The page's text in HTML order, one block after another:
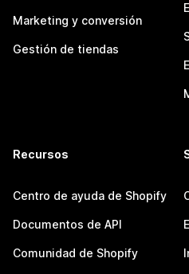
Marketing y conversión
Gestión de tiendas
Recursos
Centro de ayuda de Shopify
Documentos de API
Comunidad de Shopify